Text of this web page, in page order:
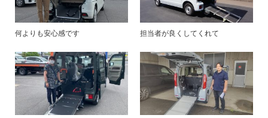
何よりも安心感です 担当者が良くしてくれて